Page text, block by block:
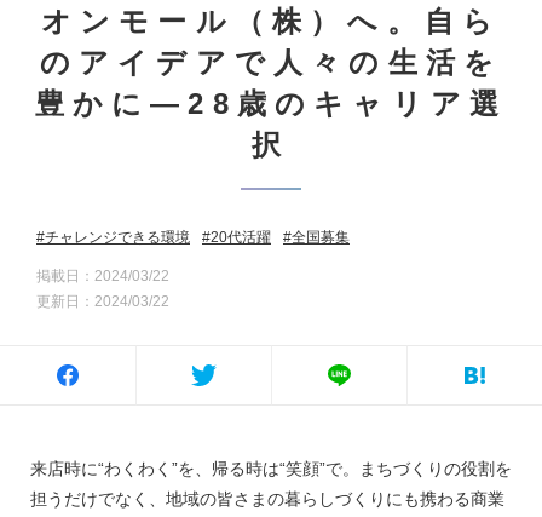
オンモール（株）へ。自ら
のアイデアで人々の生活を
豊かに―28歳のキャリア選
択
チャレンジできる環境 20代活躍 全国募集
掲載日：2024/03/22
更新日：2024/03/22
来店時に“わくわく”を、帰る時は“笑顔”で。まちづくりの役割を
担うだけでなく、地域の皆さまの暮らしづくりにも携わる商業